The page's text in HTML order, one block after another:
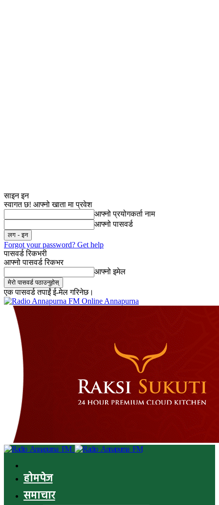
साइन इन
स्वागत छ! आफ्नो खाता मा प्रवेश
आफ्नो प्रयोगकर्ता नाम
आफ्नो पासवर्ड
Forgot your password? Get help
पासवर्ड रिकभरी
आफ्नो पासवर्ड रिकभर
आफ्नो इमेल
एक पासवर्ड तपाईं ई-मेल गरिनेछ।
Online Annapurna
होमपेज
समाचार